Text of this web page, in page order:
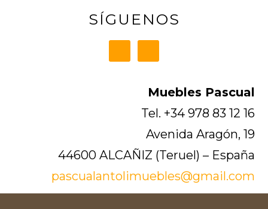
SÍGUENOS
Muebles Pascual
Tel. +34 978 83 12 16
Avenida Aragón, 19
44600 ALCAÑIZ (Teruel) – España
pascualantolimuebles@gmail.com